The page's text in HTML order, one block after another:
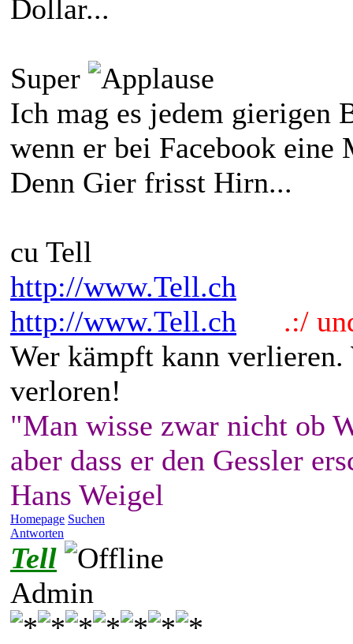
Dollar...
Super
Ich mag es jedem gierigen
wenn er bei Facebook eine
Denn Gier frisst Hirn...
cu Tell
http://www.Tell.ch
http://www.Tell.ch
.:/
Wer kämpft kann
verloren!
"Man wisse zwar nicht ob
aber dass er den Gessler
Hans Weigel
Homepage Suchen
Antworten
Tell
Admin